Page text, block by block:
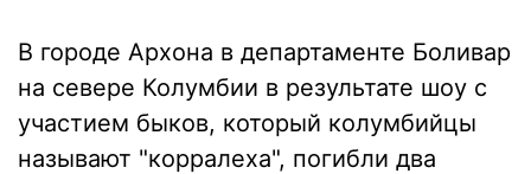
В городе Архона в департаменте Боливар
на севере Колумбии в результате шоу с
участием быков, который колумбийцы
называют "корралеха", погибли два